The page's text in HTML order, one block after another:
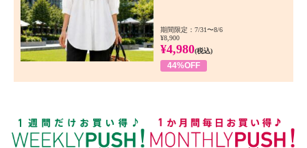
期間限定：7/31〜8/6
¥8,900
¥4,980(税込)
44%OFF